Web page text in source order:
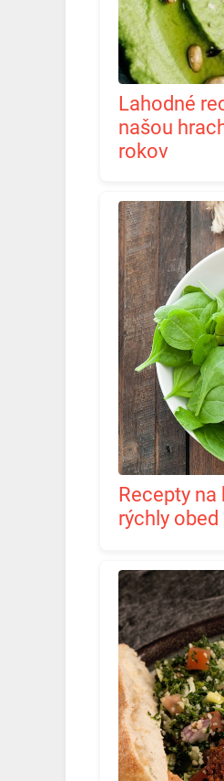
Lahodné recepty s hráškom na jednom mieste. S
našou
rokov
Recepty na karí s cícerom 5x inak alebo skvelé tipy na
rýchly